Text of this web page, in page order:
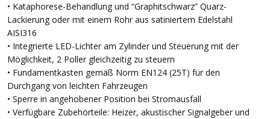
• Kataphorese-Behandlung und “Graphitschwarz” Quarz-
Lackierung oder mit einem Rohr aus satiniertem Edelstahl
AISI316
• Integrierte LED-Lichter am Zylinder und Steuerung mit der
Möglichkeit, 2 Poller gleichzeitig zu steuern
• Fundamentkasten gemäß Norm EN124 (25T) für den
Durchgang von leichten Fahrzeugen
• Sperre in angehobener Position bei Stromausfall
• Verfügbare Zubehörteile: Heizer, akustischer Signalgeber und